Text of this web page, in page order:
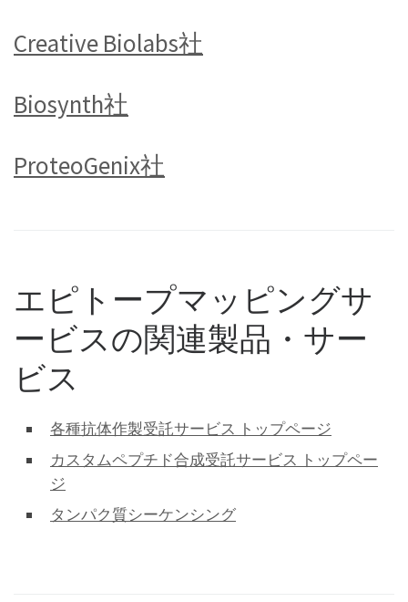
Creative Biolabs社
Biosynth社
ProteoGenix社
エピトープマッピングサ
ービスの関連製品・サー
ビス
各種抗体作製受託サービス トップページ
カスタムペプチド合成受託サービス トップペー
ジ
タンパク質シーケンシング